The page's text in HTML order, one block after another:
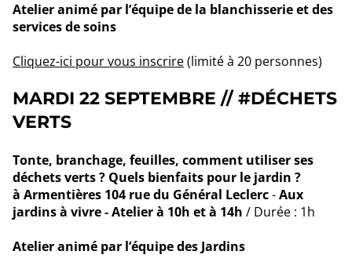
Atelier animé par l’équipe de la blanchisserie et des
services de soins
Cliquez-ici pour vous inscrire(limité à 20 personnes)
MARDI 22 SEPTEMBRE // #DÉCHETS
VERTS
Tonte, branchage, feuilles, comment utiliser ses
déchets verts ? Quels bienfaits pour le jardin ?
à Armentières 104 rue du Général Leclerc-Aux
jardins à vivre -Atelier à 10h et à 14h / Durée : 1h
Atelier animé par l’équipe des Jardins